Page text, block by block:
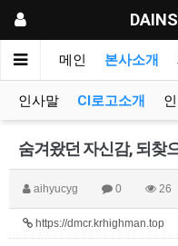
메인 본사소개
인사말 CI로고소개
숨겨왔던 자신감, 되찾
aihyucyg 0 26
https://dmcr.krhighman.top